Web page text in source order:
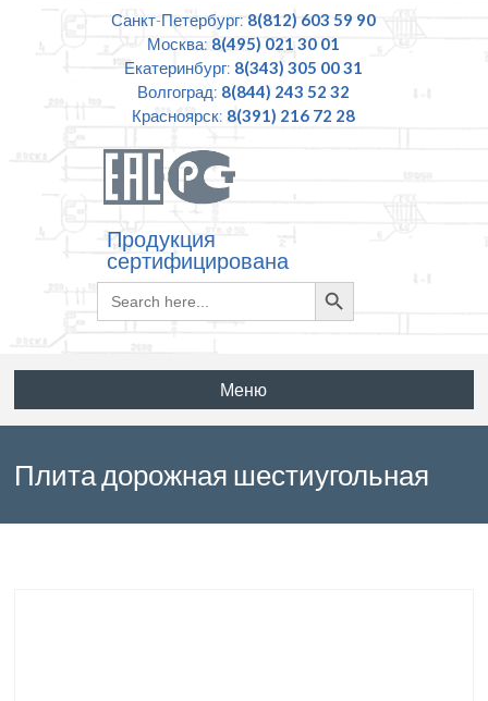
Санкт-Петербург: 8(812) 603 59 90
Москва: 8(495) 021 30 01
Екатеринбург: 8(343) 305 00 31
Волгоград: 8(844) 243 52 32
Красноярск: 8(391) 216 72 28
Продукция
сертифицирована
Search
for:
Search
Button
Меню
Плита дорожная шестиугольная